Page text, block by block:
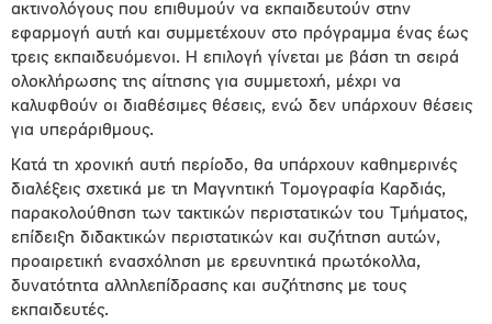
ακτινολόγους που επιθυμούν να εκπαιδευτούν στην
εφαρμογή αυτή και συμμετέχουν στο πρόγραμμα ένας έως
τρεις εκπαιδευόμενοι. Η επιλογή γίνεται με βάση τη σειρά
ολοκλήρωσης της αίτησης για συμμετοχή, μέχρι να
καλυφθούν οι διαθέσιμες θέσεις, ενώ δεν υπάρχουν θέσεις
για υπεράριθμους.
Κατά τη χρονική αυτή περίοδο, θα υπάρχουν καθημερινές
διαλέξεις σχετικά με τη Μαγνητική Τομογραφία Καρδιάς,
παρακολούθηση των τακτικών περιστατικών του Τμήματος,
επίδειξη διδακτικών περιστατικών και συζήτηση αυτών,
προαιρετική ενασχόληση με ερευνητικά πρωτόκολλα,
δυνατότητα αλληλεπίδρασης και συζήτησης με τους
εκπαιδευτές.